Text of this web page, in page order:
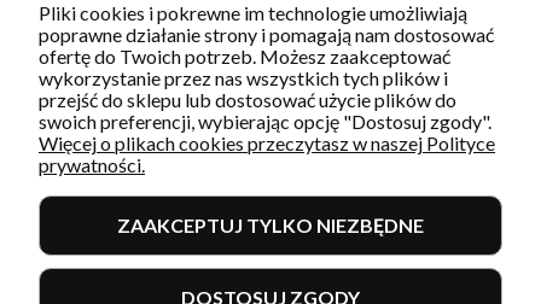
Serwis
pon-pt: 8:30 - 16:30
577 609 633
serwis@restoquality.pl
INFORMACJE
Pliki cookies i pokrewne im technologie umożliwiają
poprawne działanie strony i pomagają nam dostosować
ofertę do Twoich potrzeb. Możesz zaakceptować
wykorzystanie przez nas wszystkich tych plików i
przejść do sklepu lub dostosować użycie plików do
swoich preferencji, wybierając opcję "Dostosuj zgody".
Więcej o plikach cookies przeczytasz w naszej Polityce
prywatności.
ZAAKCEPTUJ TYLKO NIEZBĘDNE
DOSTOSUJ ZGODY